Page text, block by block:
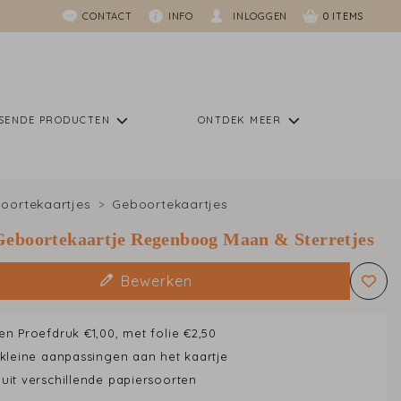
CONTACT INFO INLOGGEN 0
PRODUCTEN ONTDEK MEER
Geboortekaartjes
Regenboog Maan & Sterretjes
Bewerken
Proefdruk €1,00, met folie €2,50
aanpassingen aan het kaartje
uit verschillende papiersoorten